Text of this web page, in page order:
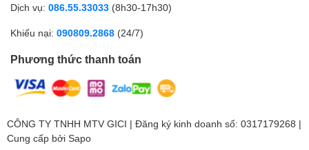
Dịch vụ: 086.55.33033 (8h30-17h30)
Khiếu nại: 090809.2868 (24/7)
Phương thức thanh toán
CÔNG TY TNHH MTV GICI | Đăng ký kinh doanh số: 0317179268 |
Cung cấp bởi Sapo